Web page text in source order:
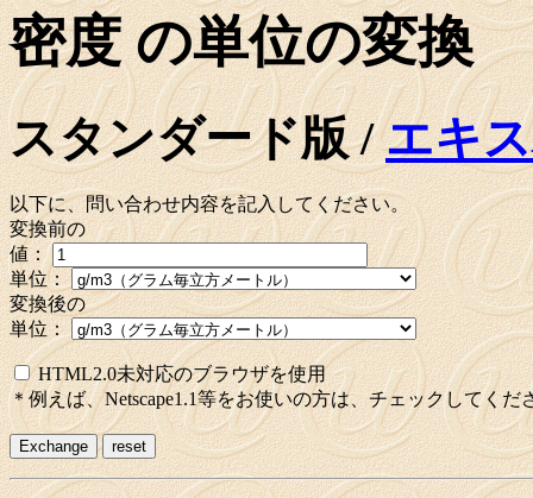
密度 の単位の変換
スタンダード版 /エキ
以下に、問い合わせ内容を記入してください。
変換前の
値：
単位：
変換後の
単位：
HTML2.0未対応のブラウザを使用
＊例えば、Netscape1.1等をお使いの方は、チェックしてくだ